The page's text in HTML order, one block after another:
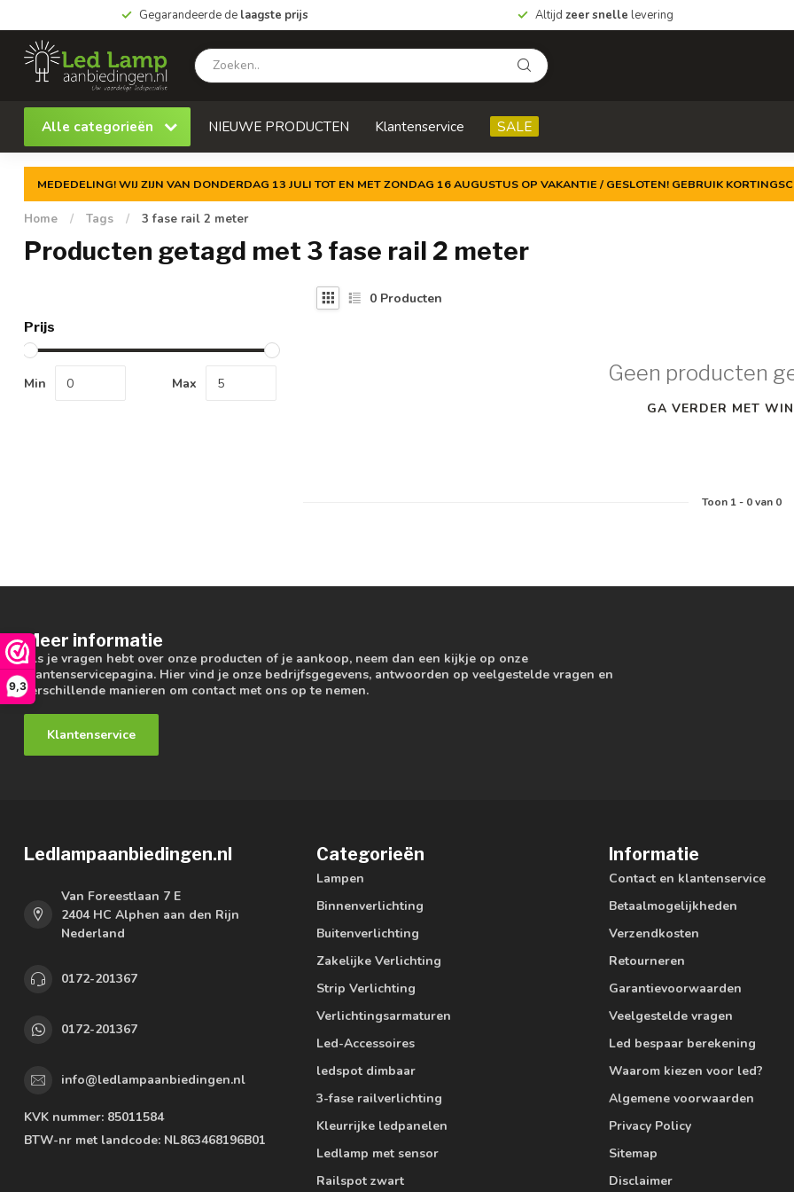
9,3
Gegarandeerde de laagste prijs Altijd zeer snelle levering
Alle categorieën NIEUWE PRODUCTEN Klantenservice SALE
MEDEDELING! WIJ ZIJN VAN DONDERDAG 13 JULI TOT EN MET ZONDAG 16 AUGUSTUS OP VAKANTIE / GESLOTEN! GEBRUIK
Home / Tags / 3 fase rail 2 meter
Producten getagd met 3 fase rail 2 meter
Prijs
Min Max
0 Producten
Geen producten
GA VERDER MET
Toon 1- 0van 0
Meer informatie
Als je vragen hebt over onze producten of je aankoop, neem dan een kijkje op onze
klantenservicepagina. Hier vind je onze bedrijfsgegevens, antwoorden op veelgestelde vragen en
verschillende manieren om contact met ons op te nemen.
Klantenservice
Ledlampaanbiedingen.nl
Van Foreestlaan 7 E
2404 HC Alphen aan den Rijn
Nederland
0172-201367
0172-201367
info@ledlampaanbiedingen.nl
KVK nummer: 85011584
BTW-nr met landcode: NL863468196B01
Categorieën
Lampen
Binnenverlichting
Buitenverlichting
Zakelijke Verlichting
Strip Verlichting
Verlichtingsarmaturen
Led-Accessoires
ledspot dimbaar
3-fase railverlichting
Kleurrijke ledpanelen
Ledlamp met sensor
Railspot zwart
Informatie
Contact en klantenservice
Betaalmogelijkheden
Verzendkosten
Retourneren
Garantievoorwaarden
Veelgestelde vragen
Led bespaar berekening
Waarom kiezen voor led?
Algemene voorwaarden
Privacy Policy
Sitemap
Disclaimer